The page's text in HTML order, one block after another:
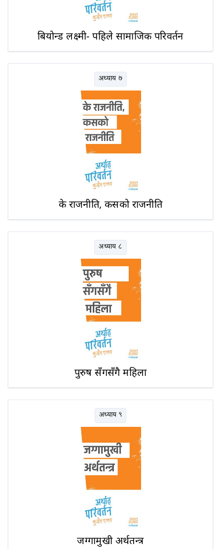
बियोन्ड लक्ष्मी- पहिले सामाजिक परिवर्तन
अध्याय ७
के राजनीति, कसको राजनीति
अध्याय ८
पुरुष सँगसँगै महिला
अध्याय ९
जग्गामुखी अर्थतन्त्र